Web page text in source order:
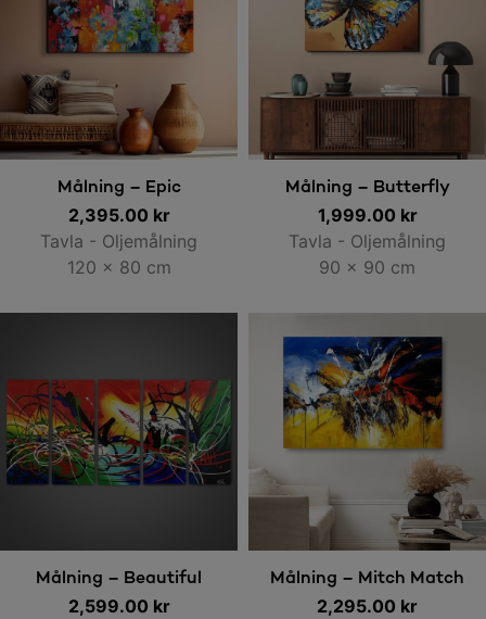
Lägg till i varukorg
Målning – Epic
2,395.00 kr
Tavla - Oljemålning
120 x 80 cm
Lägg till i varukorg
Målning – Butterfly
1,999.00 kr
Tavla - Oljemålning
90 x 90 cm
Lägg till i varukorg
Målning – Beautiful
Colours
2,599.00 kr
Lägg till i varukorg
Målning – Mitch Match
2,295.00 kr